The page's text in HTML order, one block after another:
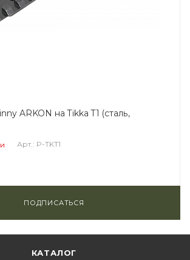
ARKON на Tikka T1 (сталь,
Арт.: P-TKT1
ПОДПИСАТЬСЯ
КАТАЛОГ